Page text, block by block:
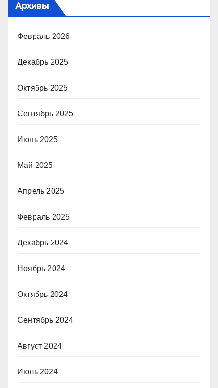
Архивы
Февраль 2026
Декабрь 2025
Октябрь 2025
Сентябрь 2025
Июнь 2025
Май 2025
Апрель 2025
Февраль 2025
Декабрь 2024
Ноябрь 2024
Октябрь 2024
Сентябрь 2024
Август 2024
Июль 2024